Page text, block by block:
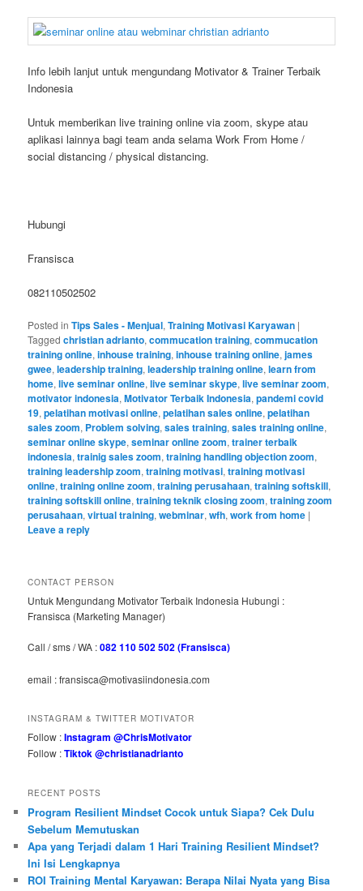
Info lebih lanjut untuk mengundang Motivator & Trainer Terbaik
Indonesia
Untuk memberikan live training online via zoom, skype atau
aplikasi lainnya bagi team anda selama Work From Home /
social distancing / physical distancing.
Hubungi
Fransisca
082110502502
Posted in Tips Sales - Menjual,Training Motivasi Karyawan |
Tagged christian adrianto,commucation training,commucation
training online,inhouse training,inhouse training online,james
gwee,leadership training,leadership training online,learn from
home,live seminar online,live seminar skype,live seminar zoom,
motivator indonesia,Motivator Terbaik Indonesia,pandemi covid
19,pelatihan motivasi online,pelatihan sales online,pelatihan
sales zoom, Problem solving,sales training,sales training online,
seminar online skype,seminar online zoom,trainer terbaik
indonesia,trainig sales zoom,training handling objection zoom,
training leadership zoom,training motivasi,training motivasi
online,training online zoom,training perusahaan,training softskill,
training softskill online,training teknik closing zoom,training zoom
perusahaan,virtual training,webminar,wfh,work from home |
Leave a reply
CONTACT PERSON
Untuk Mengundang Motivator Terbaik Indonesia Hubungi :
Fransisca (Marketing Manager)
Call / sms / WA :082 110 502 502 (Fransisca)
email : fransisca@motivasiindonesia.com
INSTAGRAM & TWITTER MOTIVATOR
Follow :Instagram @ChrisMotivator
Follow :Tiktok @christianadrianto
RECENT POSTS
Program Resilient Mindset Cocok untuk Siapa? Cek Dulu
Sebelum Memutuskan
Apa yang Terjadi dalam 1 Hari Training Resilient Mindset?
Ini Isi Lengkapnya
ROI Training Mental Karyawan: Berapa Nilai Nyata yang Bisa